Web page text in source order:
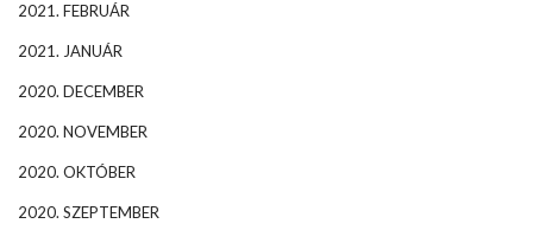
2021. FEBRUÁR
2021. JANUÁR
2020. DECEMBER
2020. NOVEMBER
2020. OKTÓBER
2020. SZEPTEMBER